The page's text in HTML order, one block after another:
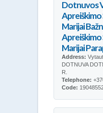
Dotnuvos
Apreiškimo
Marijai
Apreiškimo
Marijai
Address:
DOTNUVA
R.
Telephone:
Code: